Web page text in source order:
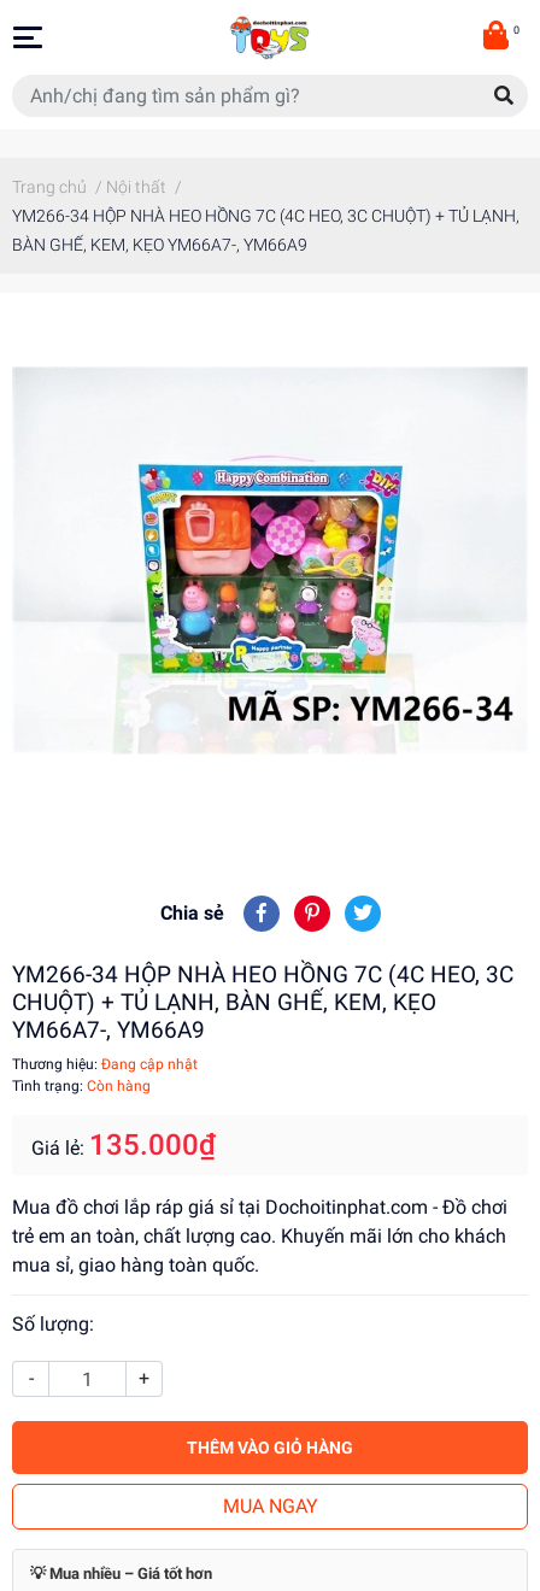
0
Trang chủ / Nội thất /
YM266-34 HỘP NHÀ HEO HỒNG 7C (4C HEO, 3C CHUỘT) + TỦ LẠNH,
BÀN GHẾ, KEM, KẸO YM66A7-, YM66A9
Chia sẻ
YM266-34 HỘP NHÀ HEO HỒNG 7C (4C HEO, 3C
CHUỘT) + TỦ LẠNH, BÀN GHẾ, KEM, KẸO
YM66A7-, YM66A9
Thương hiệu: Đang cập nhật
Tình trạng: Còn hàng
Giá lẻ: 135.000₫
Mua đồ chơi lắp ráp giá sỉ tại Dochoitinphat.com - Đồ chơi
trẻ em an toàn, chất lượng cao. Khuyến mãi lớn cho khách
mua sỉ, giao hàng toàn quốc.
Số lượng:
- +
THÊM VÀO GIỎ HÀNG
MUA NGAY
💡 Mua nhiều – Giá tốt hơn